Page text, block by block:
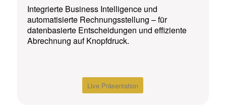
Integrierte Business Intelligence und
automatisierte Rechnungsstellung – für
datenbasierte Entscheidungen und effiziente
Abrechnung auf Knopfdruck.
Live Präsentation